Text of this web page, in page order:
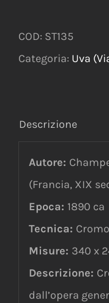
COD: ST135
Categoria: Uva
Descrizione
Autore:
(Francia, XIX
Epoca: 1890 ca
Tecnica:
Misure: 340 x
Descrizione:
dall’opera